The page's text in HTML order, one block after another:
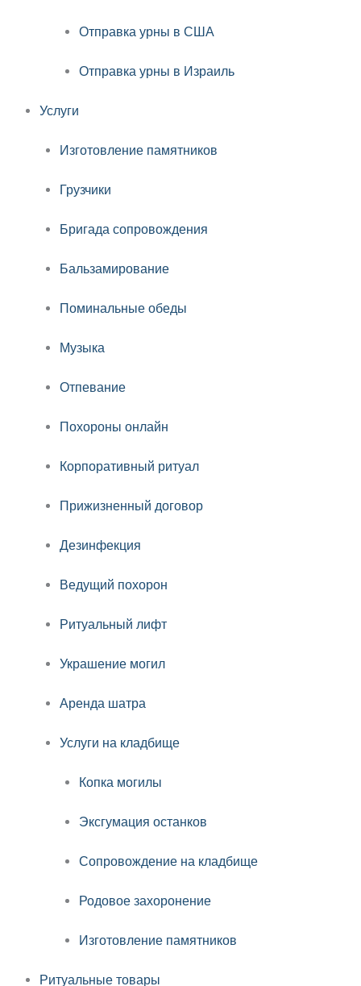
Отправка урны в США
Отправка урны в Израиль
Услуги
Изготовление памятников
Грузчики
Бригада сопровождения
Бальзамирование
Поминальные обеды
Музыка
Отпевание
Похороны онлайн
Корпоративный ритуал
Прижизненный договор
Дезинфекция
Ведущий похорон
Ритуальный лифт
Украшение могил
Аренда шатра
Услуги на кладбище
Копка могилы
Эксгумация останков
Сопровождение на кладбище
Родовое захоронение
Изготовление памятников
Ритуальные товары